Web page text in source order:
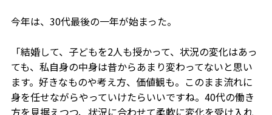
今年は、30代最後の一年が始まった。
「結婚して、子どもを2人も授かって、状況の変化はあっ
ても、私自身の中身は昔からあまり変わってないと思い
ます。好きなものや考え方、価値観も。このまま流れに
身を任せながらやっていけたらいいですね。40代の働き
方を見据えつつ、状況に合わせて柔軟に変化を受け入れ